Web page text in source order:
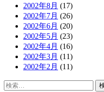
2002年8月 (17)
2002年7月 (26)
2002年6月 (20)
2002年5月 (23)
2002年4月 (16)
2002年3月 (11)
2002年2月 (11)
検